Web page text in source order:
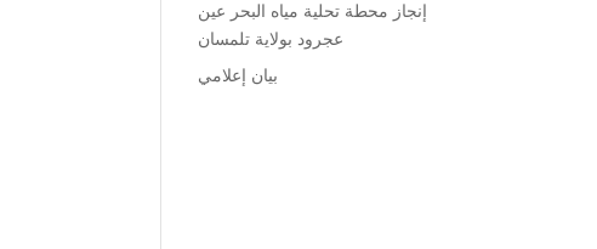
إنجاز محطة تحلية مياه البحر عين
عجرود بولاية تلمسان
بيان إعلامي